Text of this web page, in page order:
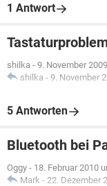
1 Antwort
shilka - 9. November
shilka - 9. November
5 Antworten
Bluetooth bei
Oggy - 18. Februar 2010
Mark - 22. Dezember